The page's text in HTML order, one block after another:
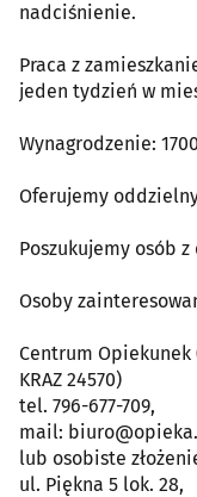
nadciśnienie.
Praca z
jeden tydzień w
Wynagrodzenie:
Oferujemy
Poszukujemy osób
Osoby
Centrum
KRAZ 24570)
tel. 796-677-709,
mail:
lub osobiste
ul. Piękna 5 lok. 28,